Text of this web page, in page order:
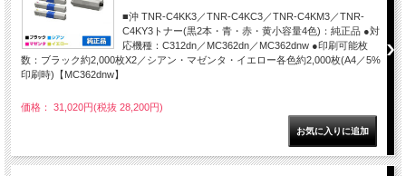
■沖 TNR-C4KK3／TNR-C4KC3／TNR-C4KM3／TNR-
C4KY3トナー(黒2本・青・赤・黄小容量4色)：純正品 ●対
応機種：C312dn／MC362dn／MC362dnw ●印刷可能枚
数：ブラック約2,000枚X2／シアン・マゼンタ・イエロー各色約2,000枚(A4／5%
印刷時)【MC362dnw】
価格： 31,020円(税抜 28,200円)